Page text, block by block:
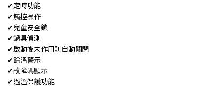
✔定時功能
✔觸控操作
✔兒童安全鎖
✔鍋具偵測
✔啟動後未作用則自動關閉
✔餘溫警示
✔故障碼顯示
✔過溫保護功能